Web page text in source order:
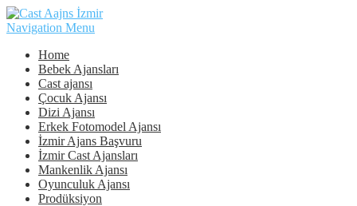
Navigation Menu
Home
Bebek Ajansları
Cast ajansı
Çocuk Ajansı
Dizi Ajansı
Erkek Fotomodel Ajansı
İzmir Ajans Başvuru
İzmir Cast Ajansları
Mankenlik Ajansı
Oyunculuk Ajansı
Prodüksiyon